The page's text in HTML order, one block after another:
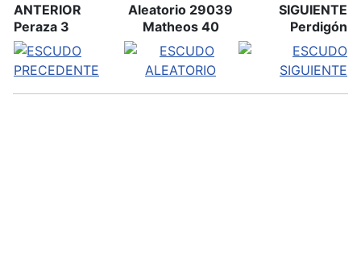
ANTERIOR
Peraza 3
Aleatorio 29039
Matheos 40
SIGUIENTE
Perdigón